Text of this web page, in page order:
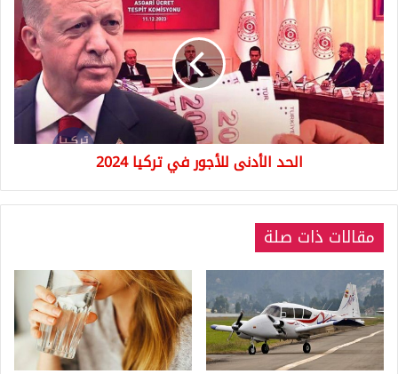
الأدنى
للأجور
في
تركيا
2024
الحد الأدنى للأجور في تركيا 2024
مقالات ذات صلة